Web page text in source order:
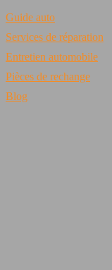
Guide auto
Services de réparation
Entretien automobile
Pièces de rechange
Blog